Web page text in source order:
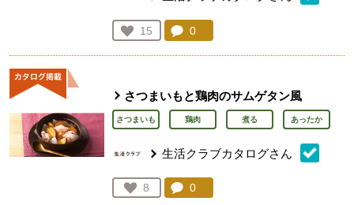
お気に入り登録：
15
人が登録
コメント：
0
さつまいもと鶏肉のサムゲタン風
さつまいも 鶏肉 煮る あったか
生活クラブカタログさん
お気に入り登録：
8
人が登録
コメント：
0